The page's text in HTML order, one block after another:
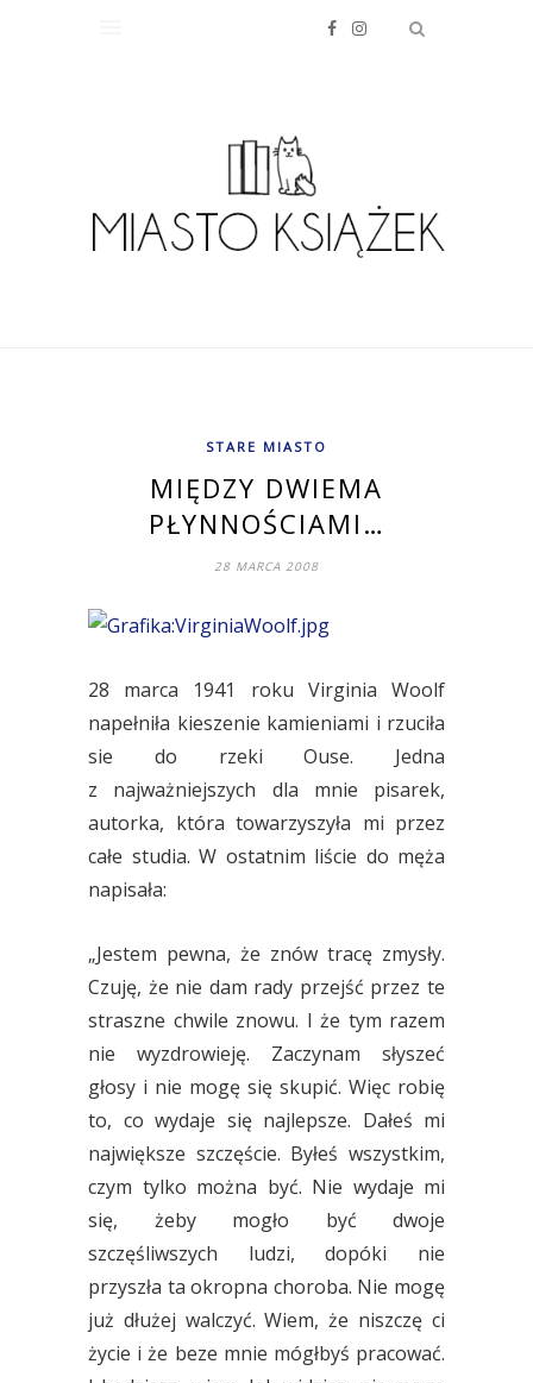
STARE MIASTO
MIĘDZY DWIEMA
PŁYNNOŚCIAMI…
28 MARCA 2008
28 marca 1941 roku Virginia Woolf
napełniła kieszenie kamieniami i rzuciła
sie do rzeki Ouse. Jedna
z najważniejszych dla mnie pisarek,
autorka, która towarzyszyła mi przez
całe studia. W ostatnim liście do męża
napisała:
„Jestem pewna, że znów tracę zmysły.
Czuję, że nie dam rady przejść przez te
straszne chwile znowu. I że tym razem
nie wyzdrowieję. Zaczynam słyszeć
głosy i nie mogę się skupić. Więc robię
to, co wydaje się najlepsze. Dałeś mi
największe szczęście. Byłeś wszystkim,
czym tylko można być. Nie wydaje mi
się, żeby mogło być dwoje
szczęśliwszych ludzi, dopóki nie
przyszła ta okropna choroba. Nie mogę
już dłużej walczyć. Wiem, że niszczę ci
życie i że beze mnie mógłbyś pracować.